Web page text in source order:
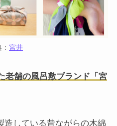
宮井
老舗の風呂敷ブランド「宮
造している昔ながらの木綿